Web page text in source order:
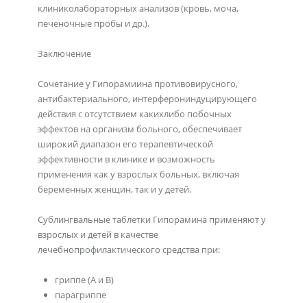
клиниколабораторных анализов (кровь, моча,
печеночные пробы и др.).
Заключение
Сочетание у Гипорамиина противовирусного,
антибактериального, интерферониндуцирующего
действия с отсутствием какихлибо побочных
эффектов на организм больного, обеспечивает
широкий диапазон его терапевтической
эффективности в клинике и возможность
применения как у взрослых больных, включая
беременных женщин, так и у детей.
Сублингвальные таблетки Гипорамина применяют у
взрослых и детей в качестве
лечебнопрофилактического средства при:
гриппе (А и В)
парагриппе